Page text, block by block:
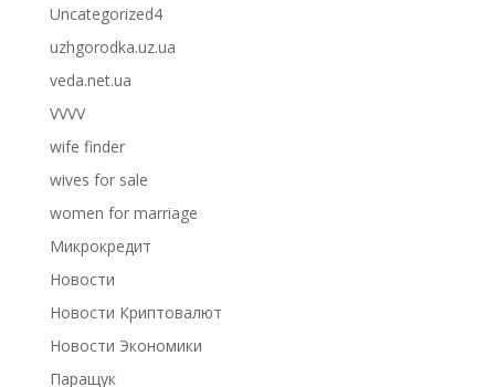
Uncategorized4
uzhgorodka.uz.ua
veda.net.ua
VVVV
wife finder
wives for sale
women for marriage
Микрокредит
Новости
Новости Криптовалют
Новости Экономики
Паращук